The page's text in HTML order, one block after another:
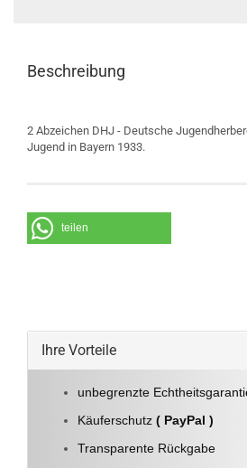
Beschreibung
2 Abzeichen DHJ - Deutsche
Jugend in Bayern 1933.
teilen
Ihre Vorteile
unbegrenzte
Käuferschutz ( PayPal )
Transparente Rückgabe